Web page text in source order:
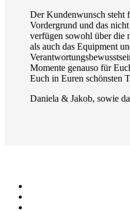
Der Kundenwunsch steht
Vordergrund und das
verfügen sowohl über die
als auch das Equipment
Momente genauso für
Euch in Euren schönsten
Daniela & Jakob, sowie